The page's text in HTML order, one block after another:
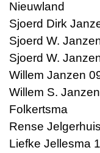
Nieuwland
Sjoerd Dirk
Sjoerd W.
Sjoerd W.
Willem Janzen
Willem S.
Folkertsma
Rense
Liefke Jellesma